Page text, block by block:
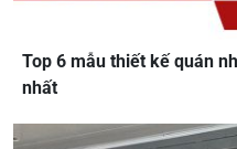
Top 6 mẫu thiết kế quán
nhất